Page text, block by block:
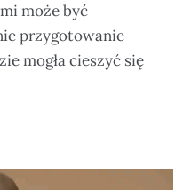
może być
przygotowanie
mogła cieszyć się